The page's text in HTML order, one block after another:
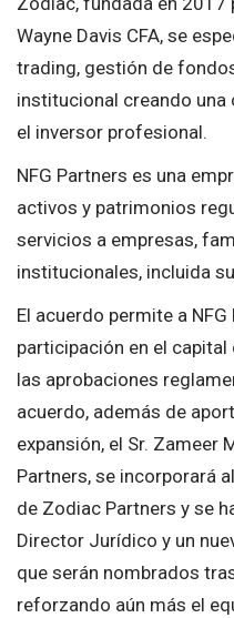
Wayne Davis CFA, se
trading, gestión de
institucional creando una
el inversor profesional.
NFG Partners es una
activos y patrimonios
servicios a empresas,
institucionales, incluida
El acuerdo permite a
participación en el
las aprobaciones
acuerdo, además de
expansión, el Sr. Zameer
Partners, se incorporará
de Zodiac Partners y se
Director Jurídico y un
que serán nombrados
reforzando aún más el